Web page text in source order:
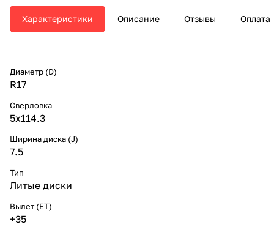
Характеристики Описание Отзывы Оплата
Диаметр (D)
R17
Сверловка
5х114.3
Ширина диска (J)
7.5
Тип
Литые диски
Вылет (ET)
+35